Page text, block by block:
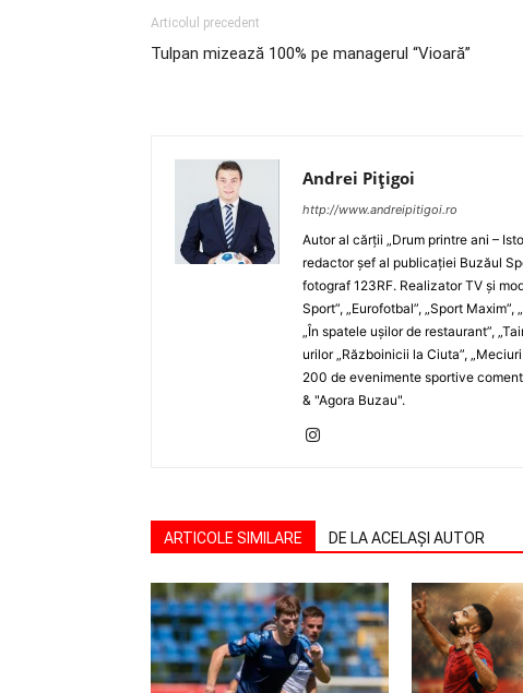
Articolul precedent
Tulpan mizează 100% pe managerul “Vioară”
Andrei Pițigoi
http://www.andreipitigoi.ro
Autor al cărţii „Drum printre ani –
redactor şef al publicaţiei Buzăul
fotograf 123RF. Realizator TV şi
Sport”, „Eurofotbal”, „Sport
„În spatele uşilor de restaurant”,
urilor „Războinicii la Ciuta”,
200 de evenimente sportive
& "Agora Buzau".
ARTICOLE SIMILARE DE LA ACELAȘI AUTOR